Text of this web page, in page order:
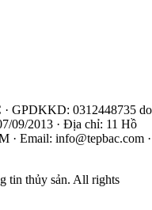
GPDKKD: 0312448735 do
09/2013 · Địa chỉ: 11 Hồ
· Email: info@tepbac.com ·
tin thủy sản. All rights